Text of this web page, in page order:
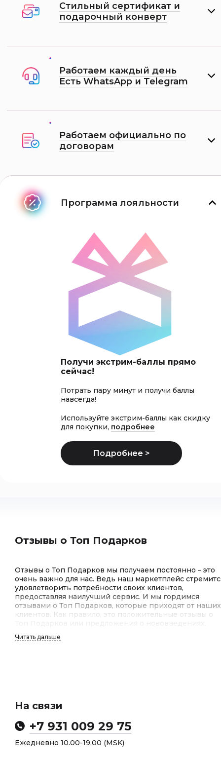
Стильный сертификат и
подарочный конверт
Работаем каждый день
Есть WhatsApp и Telеgram
Работаем официально по
договорам
Программа лояльности
Получи экстрим-баллы прямо
сейчас!
Потрать пару минут и получи баллы
навсегда!
Используйте экстрим-баллы как скидку
для покупки, подробнее
Отзывы о Топ Подарков
Отзывы о Топ Подарков мы получаем постоянно – это
очень важно для нас. Ведь наш маркетплейс
удовлетворить потребности своих клиентов,
предоставляя наилучший сервис. И мы гордимся
отзывами о Топ Подарков, которые приходят от наших
клиентов. Как правило, это положительные отзывы о
тем, что среди отзывов клиентов о Топ Подарков
преобладают положительные. Покупатели отмечают
широкий ассортимент!” и “Буду заказывать еще!” – эти
фразы тоже часто звучат в отзывах клиентов о Топ
Подарков.
Читать дальше
На связи
+7 931 009 29 75
Ежедневно 10.00-19.00 (MSK)